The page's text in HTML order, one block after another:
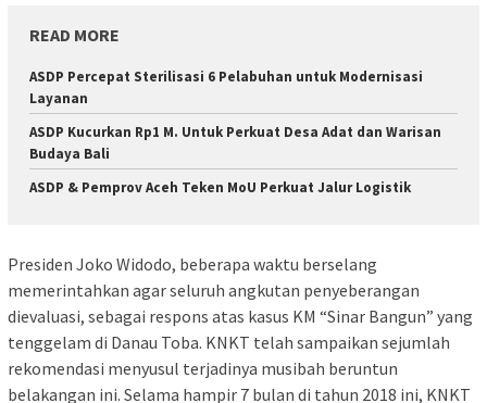
READ MORE
ASDP Percepat Sterilisasi 6 Pelabuhan untuk Modernisasi
Layanan
ASDP Kucurkan Rp1 M. Untuk Perkuat Desa Adat dan Warisan
Budaya Bali
ASDP & Pemprov Aceh Teken MoU Perkuat Jalur Logistik
Presiden Joko Widodo, beberapa waktu berselang
memerintahkan agar seluruh angkutan penyeberangan
dievaluasi, sebagai respons atas kasus KM “Sinar Bangun” yang
tenggelam di Danau Toba. KNKT telah sampaikan sejumlah
rekomendasi menyusul terjadinya musibah beruntun
belakangan ini. Selama hampir 7 bulan di tahun 2018 ini, KNKT